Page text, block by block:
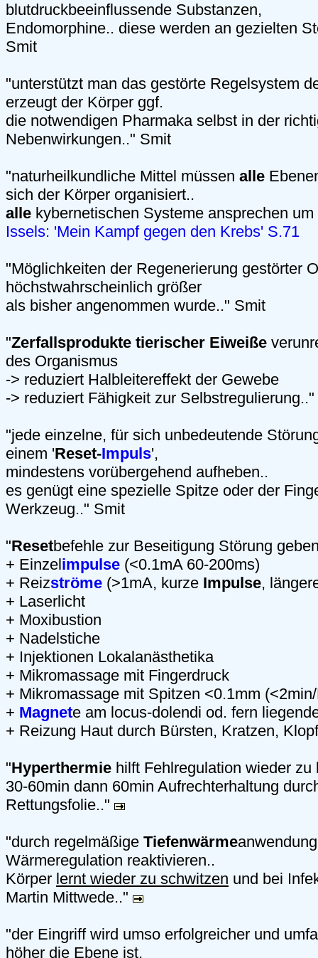
blutdruckbeeinflussende Substanzen,
Endomorphine.. diese werden an gezielten
Smit
"unterstützt man das gestörte Regelsystem
erzeugt der Körper ggf.
die notwendigen Pharmaka selbst in der
Nebenwirkungen.." Smit
"naturheilkundliche Mittel müssen alle
sich der Körper organisiert..
alle kybernetischen Systeme ansprechen
Issels: 'Mein Kampf gegen den Krebs' S.71
"Möglichkeiten der Regenerierung gestörter
höchstwahrscheinlich größer
als bisher angenommen wurde.." Smit
"Zerfallsprodukte tierischer Eiweiße
des Organismus
-> reduziert Halbleitereffekt der Gewebe
-> reduziert Fähigkeit zur Selbstregulierung.."
"jede einzelne, für sich unbedeutende
einem 'Reset-Impuls',
mindestens vorübergehend aufheben..
es genügt eine spezielle Spitze oder der
Werkzeug.." Smit
"Resetbefehle zur Beseitigung Störung
+ Einzel impulse (<0.1mA 60-200ms)
+ Reizströme (>1mA, kurze Impulse,
+ Laserlicht
+ Moxibustion
+ Nadelstiche
+ Injektionen Lokalanästhetika
+ Mikromassage mit Fingerdruck
+ Mikromassage mit Spitzen <0.1mm
+ Magnete am locus-dolendi od. fern
+ Reizung Haut durch Bürsten, Kratzen,
"Hyperthermie hilft Fehlregulation wieder zu
30-60min dann 60min Aufrechterhaltung
Rettungsfolie.."
"durch regelmäßige Tiefenwärme
Wärmeregulation reaktivieren..
Körper lernt wieder zu schwitzen und bei
Martin Mittwede.."
"der Eingriff wird umso erfolgreicher und
höher die Ebene ist,